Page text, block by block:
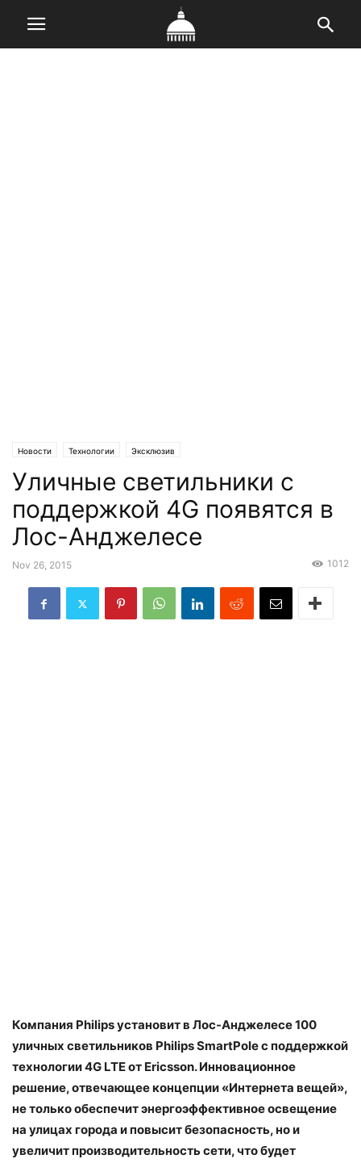
Новости Технологии Эксклюзив
Уличные светильники с
поддержкой 4G появятся в
Лос-Анджелесе
Nov 26, 2015 1012
Компания Philips установит в Лос-Анджелесе 100
уличных светильников Philips SmartPole с поддержкой
технологии 4G LTE от Ericsson. Инновационное
решение, отвечающее концепции «Интернета вещей»,
не только обеспечит энергоэффективное освещение
на улицах города и повысит безопасность, но и
увеличит производительность сети, что будет